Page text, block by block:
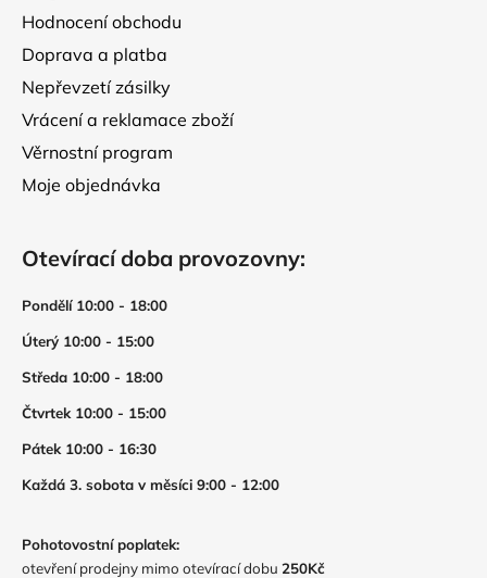
Hodnocení obchodu
Doprava a platba
Nepřevzetí zásilky
Vrácení a reklamace zboží
Věrnostní program
Moje objednávka
Otevírací doba provozovny:
Pondělí 10:00 - 18:00
Úterý 10:00 - 15:00
Středa 10:00 - 18:00
Čtvrtek 10:00 - 15:00
Pátek 10:00 - 16:30
Každá 3. sobota v měsíci 9:00 - 12:00
Pohotovostní poplatek:
otevření prodejny mimo otevírací dobu 250Kč